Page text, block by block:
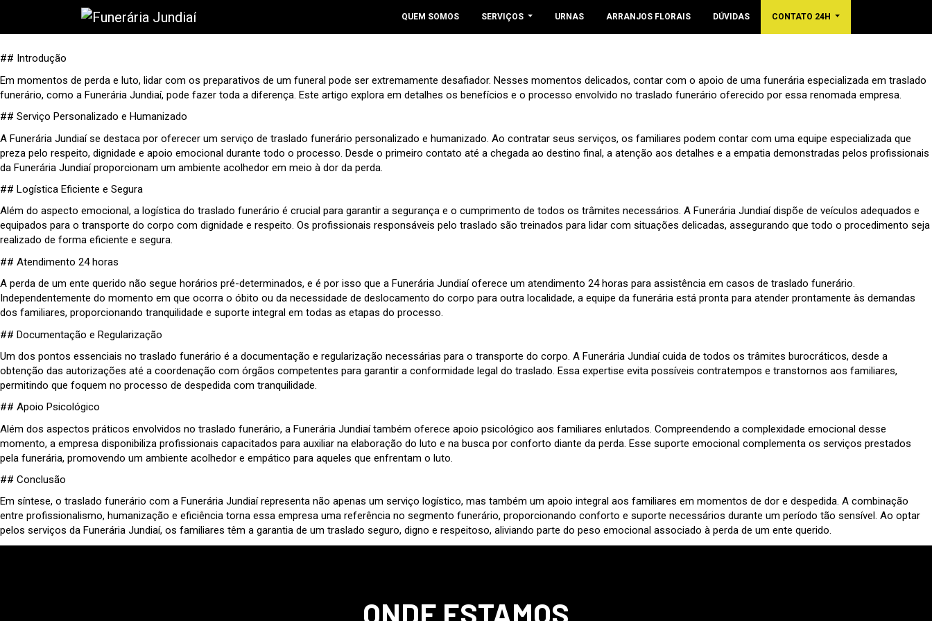
QUEM SOMOS SERVIÇOS URNAS ARRANJOS FLORAIS DÚVIDAS CONTATO 24H
## Introdução
Em momentos de perda e luto, lidar com os preparativos de um funeral pode ser extremamente desafiador. Nesses momentos delicados, contar com o apoio de uma funerária especializada em traslado
funerário, como a Funerária Jundiaí, pode fazer toda a diferença. Este artigo explora em detalhes os benefícios e o processo envolvido no traslado funerário oferecido por essa renomada empresa.
## Serviço Personalizado e Humanizado
A Funerária Jundiaí se destaca por oferecer um serviço de traslado funerário personalizado e humanizado. Ao contratar seus serviços, os familiares podem contar com uma equipe especializada que
preza pelo respeito, dignidade e apoio emocional durante todo o processo. Desde o primeiro contato até a chegada ao destino final, a atenção aos detalhes e a empatia demonstradas pelos profissionais
da Funerária Jundiaí proporcionam um ambiente acolhedor em meio à dor da perda.
## Logística Eficiente e Segura
Além do aspecto emocional, a logística do traslado funerário é crucial para garantir a segurança e o cumprimento de todos os trâmites necessários. A Funerária Jundiaí dispõe de veículos adequados e
equipados para o transporte do corpo com dignidade e respeito. Os profissionais responsáveis pelo traslado são treinados para lidar com situações delicadas, assegurando que todo o procedimento seja
realizado de forma eficiente e segura.
## Atendimento 24 horas
A perda de um ente querido não segue horários pré-determinados, e é por isso que a Funerária Jundiaí oferece um atendimento 24 horas para assistência em casos de traslado funerário.
Independentemente do momento em que ocorra o óbito ou da necessidade de deslocamento do corpo para outra localidade, a equipe da funerária está pronta para atender prontamente às demandas
dos familiares, proporcionando tranquilidade e suporte integral em todas as etapas do processo.
## Documentação e Regularização
Um dos pontos essenciais no traslado funerário é a documentação e regularização necessárias para o transporte do corpo. A Funerária Jundiaí cuida de todos os trâmites burocráticos, desde a
obtenção das autorizações até a coordenação com órgãos competentes para garantir a conformidade legal do traslado. Essa expertise evita possíveis contratempos e transtornos aos familiares,
permitindo que foquem no processo de despedida com tranquilidade.
## Apoio Psicológico
Além dos aspectos práticos envolvidos no traslado funerário, a Funerária Jundiaí também oferece apoio psicológico aos familiares enlutados. Compreendendo a complexidade emocional desse
momento, a empresa disponibiliza profissionais capacitados para auxiliar na elaboração do luto e na busca por conforto diante da perda. Esse suporte emocional complementa os serviços prestados
pela funerária, promovendo um ambiente acolhedor e empático para aqueles que enfrentam o luto.
## Conclusão
Em síntese, o traslado funerário com a Funerária Jundiaí representa não apenas um serviço logístico, mas também um apoio integral aos familiares em momentos de dor e despedida. A combinação
entre profissionalismo, humanização e eficiência torna essa empresa uma referência no segmento funerário, proporcionando conforto e suporte necessários durante um período tão sensível. Ao optar
pelos serviços da Funerária Jundiaí, os familiares têm a garantia de um traslado seguro, digno e respeitoso, aliviando parte do peso emocional associado à perda de um ente querido.
ONDE ESTAMOS